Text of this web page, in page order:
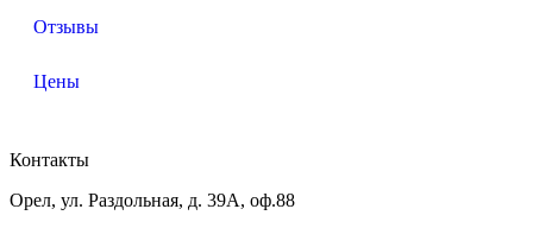
Отзывы
Цены
Контакты
Орел, ул. Раздольная, д. 39А, оф.88